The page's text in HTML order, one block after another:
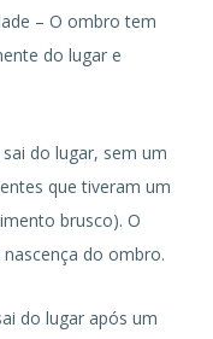
– O ombro tem
do lugar e
do lugar, sem um
que tiveram um
brusco). O
do ombro.
do lugar após um